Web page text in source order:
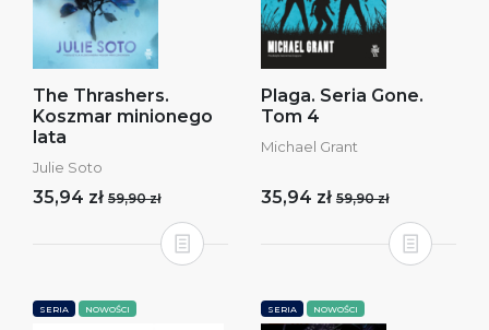
The Thrashers.
Koszmar minionego
lata
Julie Soto
35,94 zł 59,90 zł
Plaga. Seria Gone.
Tom 4
Michael Grant
35,94 zł 59,90 zł
SERIA NOWOŚCI SERIA NOWOŚCI